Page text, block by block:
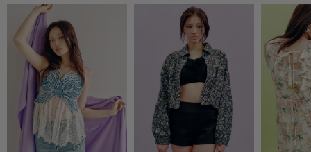
Henon.
へノン
HUNTER
ハンター
HOKA ONEONE
ホカ オネオネ